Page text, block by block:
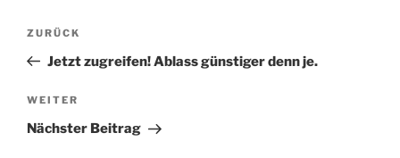
Beitragsnavigation
Vorheriger
Beitrag
ZURÜCK
Jetzt zugreifen! Ablass günstiger denn je.
Nächster
Beitrag
WEITER
Nächster Beitrag